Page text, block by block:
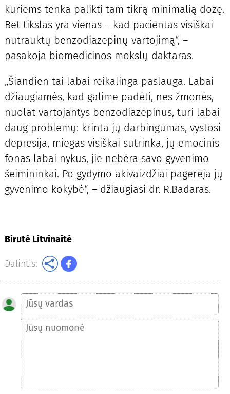
kuriems tenka palikti tam tikrą minimalią dozę.
Bet tikslas yra vienas – kad pacientas visiškai
nutrauktų benzodiazepinų vartojimą“, –
pasakoja biomedicinos mokslų daktaras.
„Šiandien tai labai reikalinga paslauga. Labai
džiaugiamės, kad galime padėti, nes žmonės,
nuolat vartojantys benzodiazepinus, turi labai
daug problemų: krinta jų darbingumas, vystosi
depresija, miegas visiškai sutrinka, jų emocinis
fonas labai nykus, jie nebėra savo gyvenimo
šeimininkai. Po gydymo akivaizdžiai pagerėja jų
gyvenimo kokybė“, – džiaugiasi dr. R.Badaras.
Birutė Litvinaitė
Dalintis: